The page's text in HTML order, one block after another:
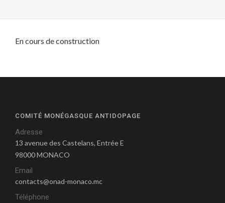
En cours de construction
COMITÉ MONÉGASQUE ANTIDOPAGE
Adresse
13 avenue des Castelans, Entrée E
98000 MONACO
Email
contacts@onad-monaco.mc
Téléphone